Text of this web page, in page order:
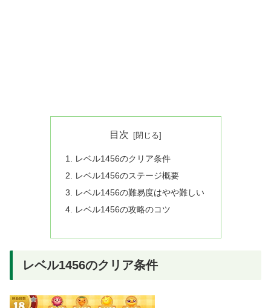
目次
レベル1456のクリア条件
レベル1456のステージ概要
レベル1456の難易度はやや難しい
レベル1456の攻略のコツ
レベル1456のクリア条件